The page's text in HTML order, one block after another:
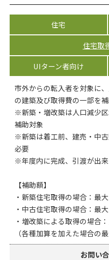
住宅
住宅取
UIターン者向け
市外からの転入者を対象に
の建築及び取得費の一部を補
※新築・増改築は人口減少
補助対象
※新築は着工前、建売・中
必要
※年度内に完成、引渡が出来
【補助額】
・新築住宅取得の場合：最
・中古住宅取得の場合：最
・増改築による取得の場合
（各種加算を加えた場合の
お問い